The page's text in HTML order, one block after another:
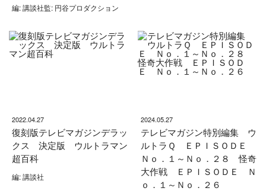
編: 講談社監: 円谷プロダクション
2022.04.27
復刻版テレビマガジンデラッ
クス 決定版 ウルトラマン
超百科
編: 講談社
2024.05.27
テレビマガジン特別編集 ウ
ルトラＱ ＥＰＩＳＯＤＥ
Ｎｏ．１～Ｎｏ．２８ 怪奇
大作戦 ＥＰＩＳＯＤＥ Ｎ
ｏ．１～Ｎｏ．２６